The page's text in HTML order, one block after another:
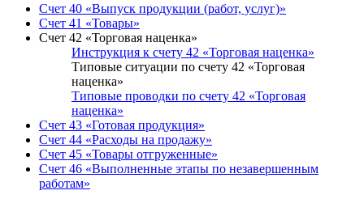
Счет 40 «Выпуск продукции (работ, услуг)»
Счет 41 «Товары»
Счет 42 «Торговая наценка»
Инструкция к счету 42 «Торговая наценка»
Типовые ситуации по счету 42 «Торговая
наценка»
Типовые проводки по счету 42 «Торговая
наценка»
Счет 43 «Готовая продукция»
Счет 44 «Расходы на продажу»
Счет 45 «Товары отгруженные»
Счет 46 «Выполненные этапы по незавершенным
работам»